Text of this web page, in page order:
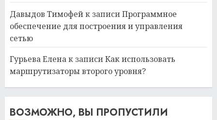
Давыдов Тимофейк записиПрограммное
обеспечение для построения и управления
сетью
Гурьева Еленак записиКак использовать
маршрутизаторы второго уровня?
ВОЗМОЖНО, ВЫ ПРОПУСТИЛИ